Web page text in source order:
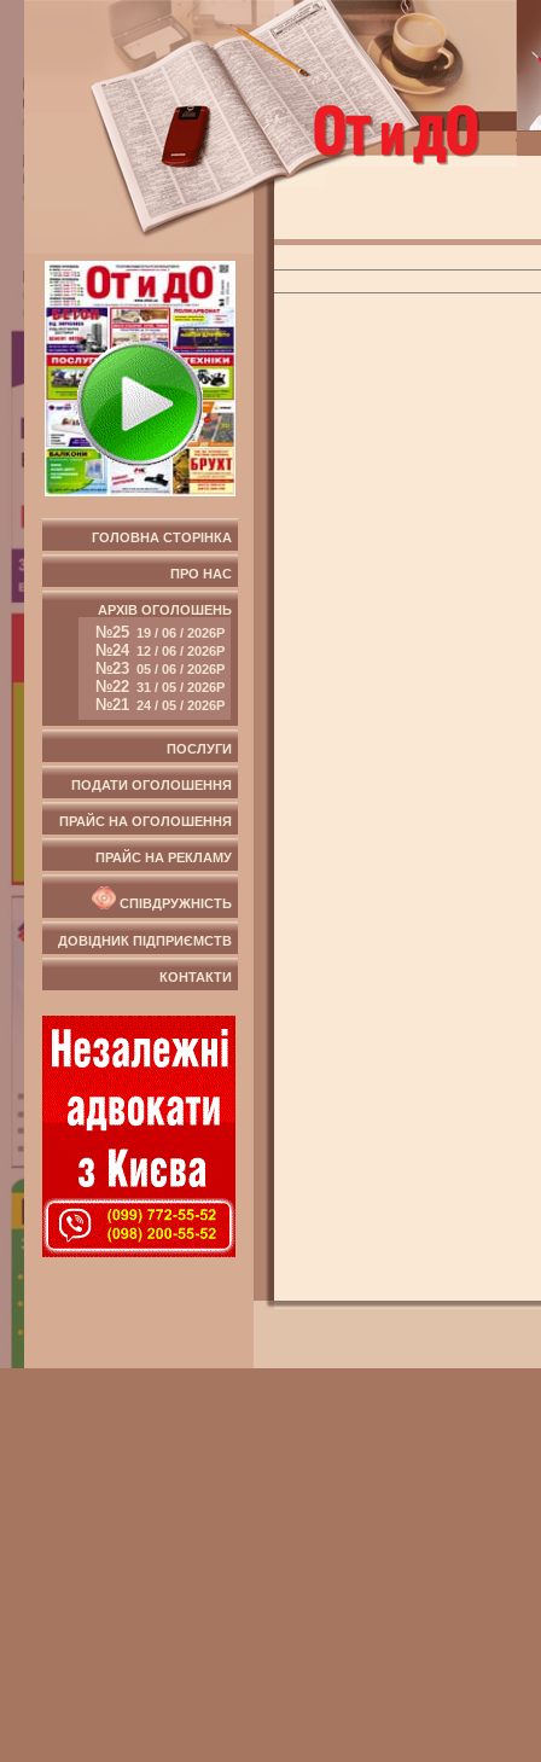
ГОЛОВНА СТОРІНКА
ПРО НАС
АРХІВ ОГОЛОШЕНЬ
№25 19 / 06 / 2026Р
№24 12 / 06 / 2026Р
№23 05 / 06 / 2026Р
№22 31 / 05 / 2026Р
№21 24 / 05 / 2026Р
ПОСЛУГИ
ПОДАТИ ОГОЛОШЕННЯ
ПРАЙС НА ОГОЛОШЕННЯ
ПРАЙС НА РЕКЛАМУ
СПІВДРУЖНІСТЬ
ДОВІДНИК ПІДПРИЄМСТВ
КОНТАКТИ